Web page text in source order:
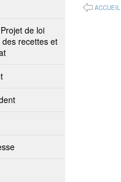
de loi
recettes et
ACCUEIL